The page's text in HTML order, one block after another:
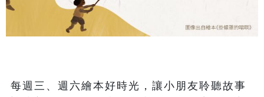
每週三、週六繪本好時光，讓小朋友聆聽故事